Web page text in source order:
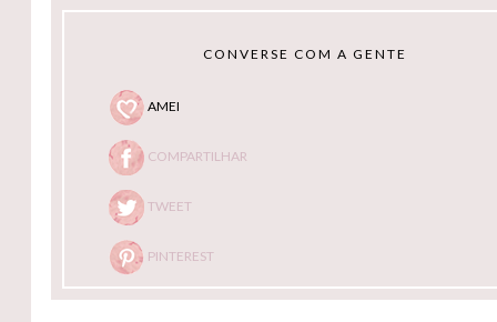
CONVERSE COM A GENTE
AMEI
COMPARTILHAR
TWEET
PINTEREST